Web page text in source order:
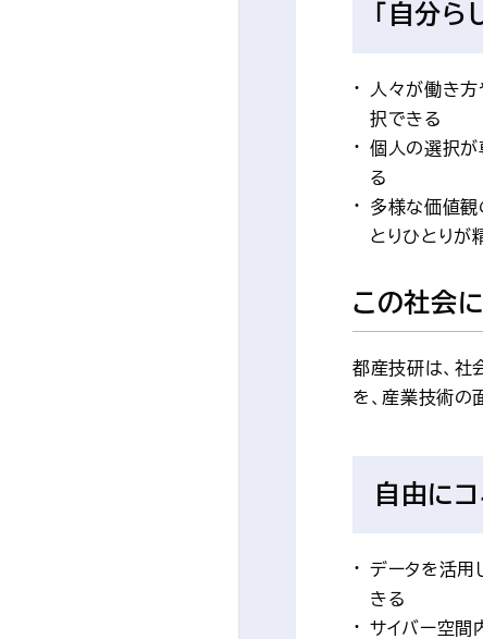
「自分
人々が働き方
択できる
個人の選択が
る
多様な価値観
とりひとりが
この社会
都産技研は、社
を、産業技術の
自由に
データを活用
きる
サイバー空間